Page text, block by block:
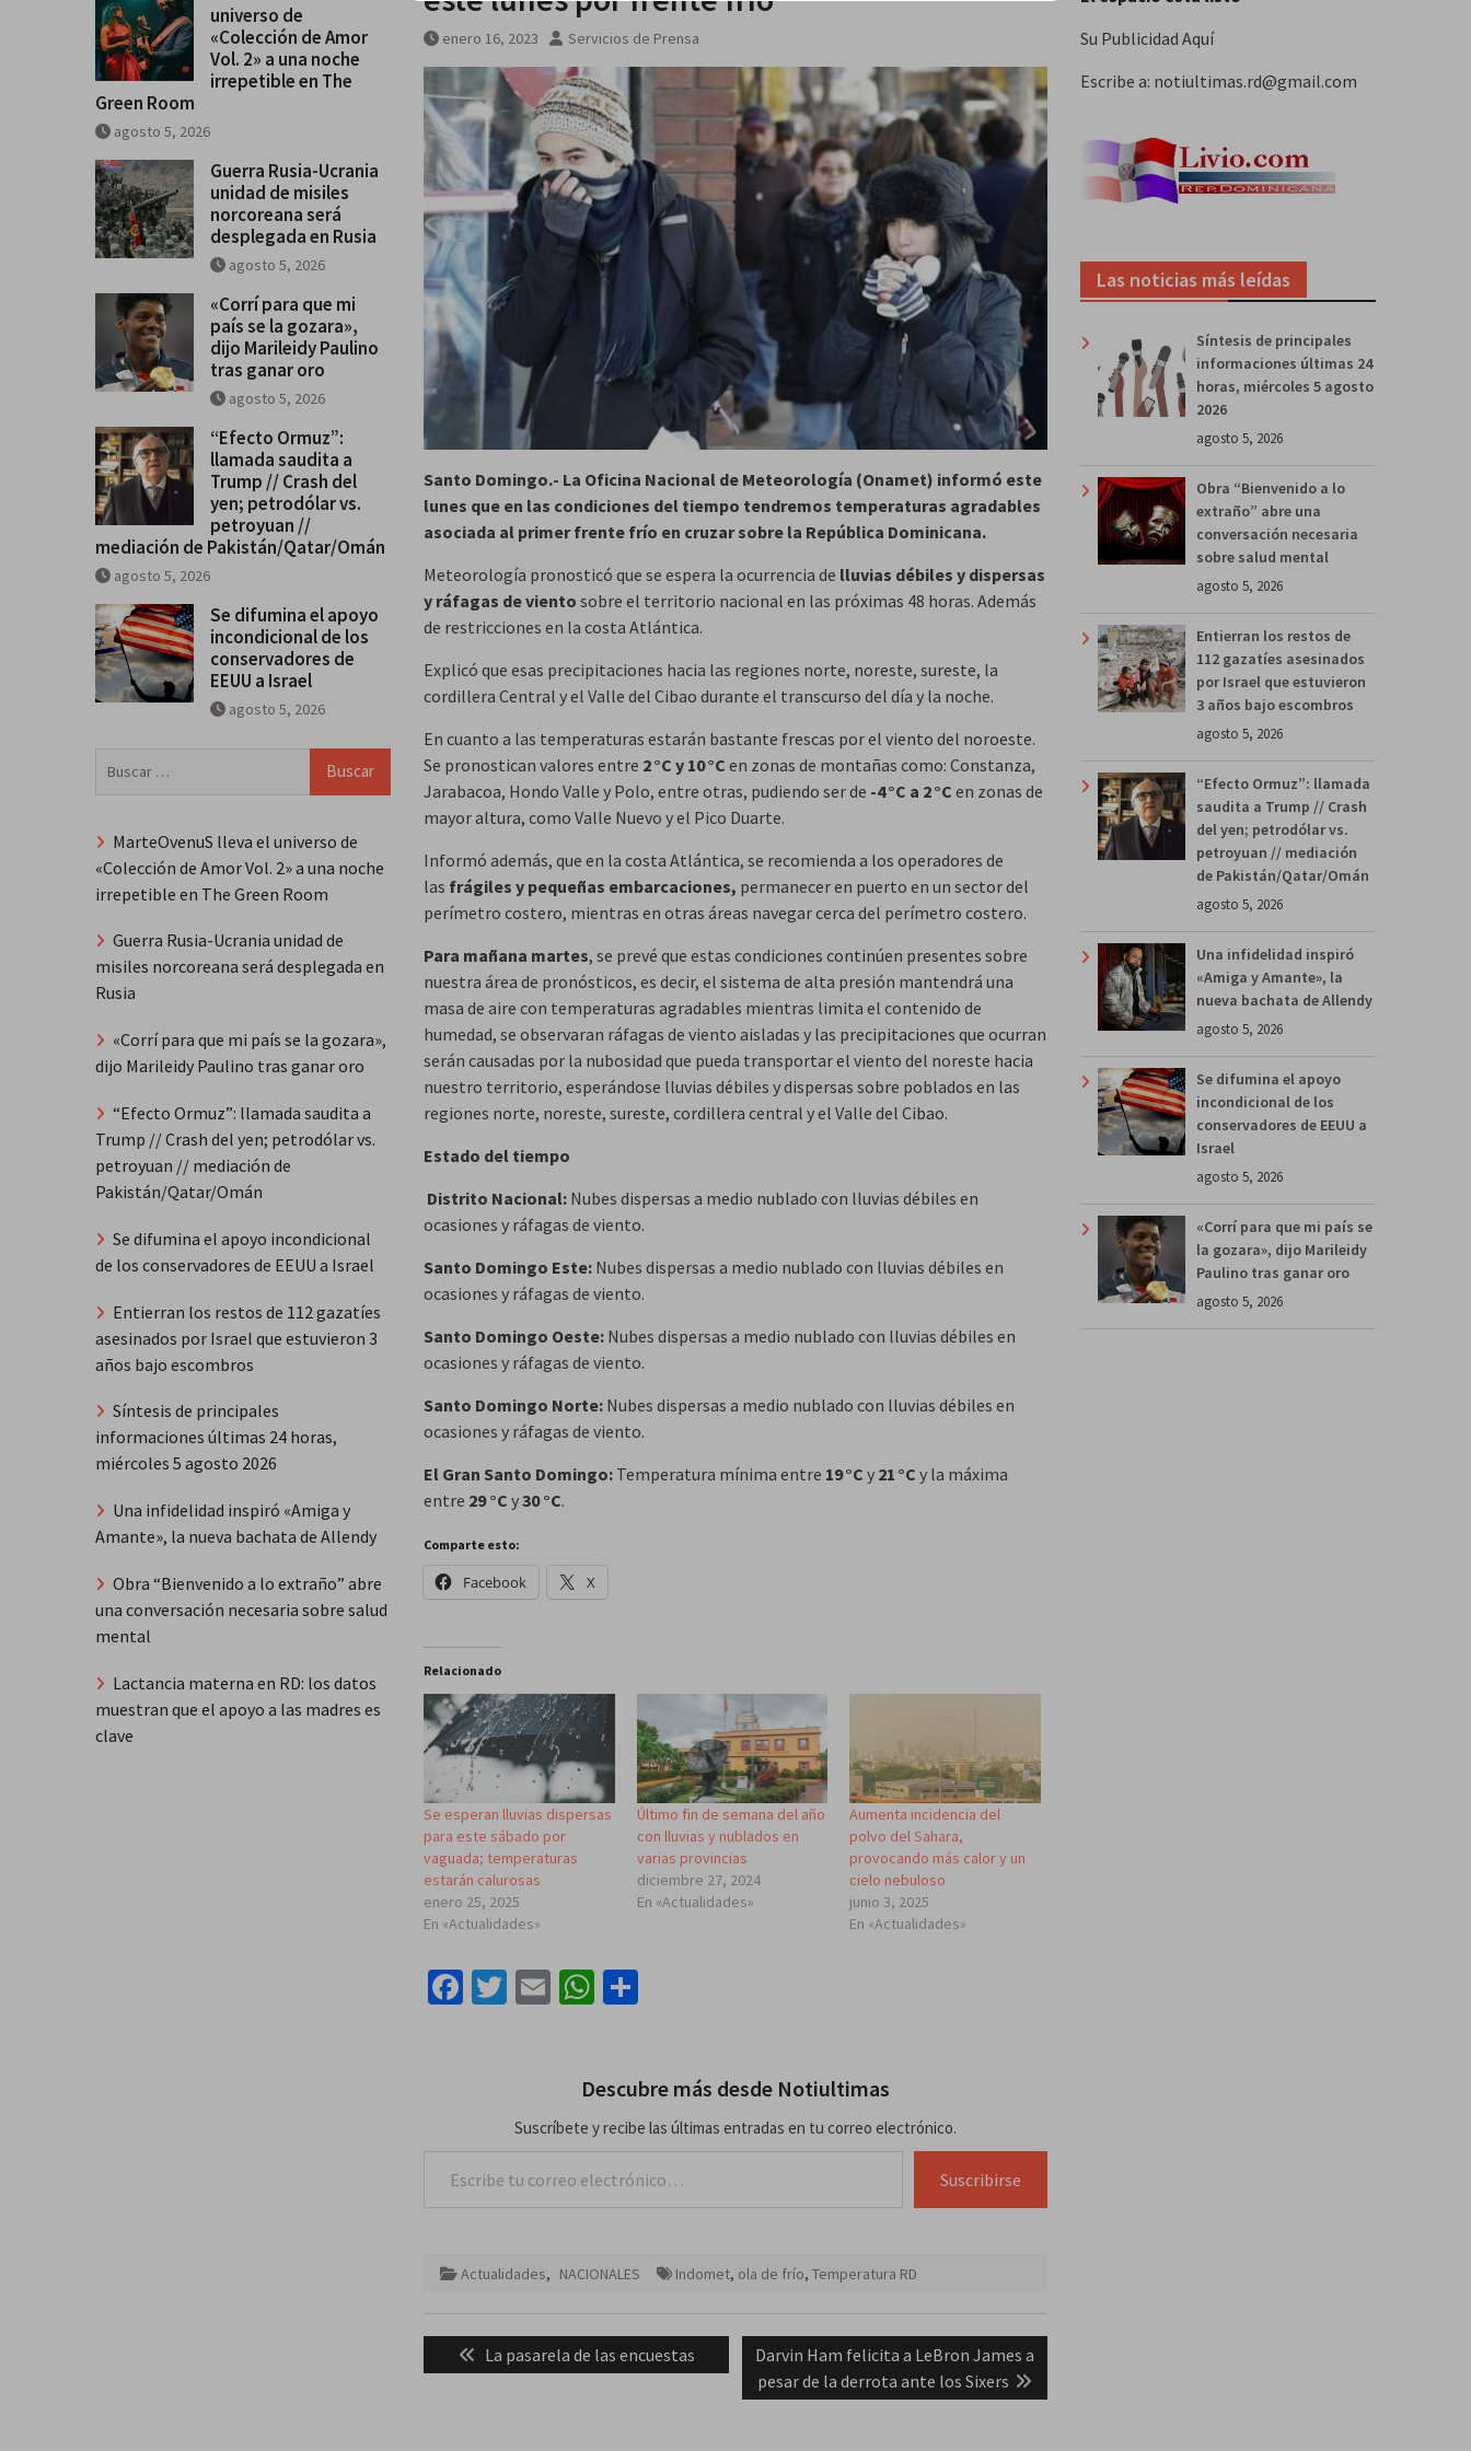
«Colección de Amor Vol. 2» a una noche
irrepetible en The Green Roomenero 16, 2023 Servicios de Prensa
Santo Domingo.- La Oficina Nacional de Meteorología (Onamet) informó este
lunes que en las condiciones del tiempo tendremos temperaturas agradables
asociada al primer frente frío en cruzar sobre la República Dominicana.
Meteorología pronosticó que se espera la ocurrencia de lluvias débiles y dispersas
y ráfagas de viento sobre el territorio nacional en las próximas 48 horas. Además
de restricciones en la costa Atlántica.
Explicó que esas precipitaciones hacia las regiones norte, noreste, sureste, la
cordillera Central y el Valle del Cibao durante el transcurso del día y la noche.
En cuanto a las temperaturas estarán bastante frescas por el viento del noroeste.
Se pronostican valores entre 2 °C y 10 °C en zonas de montañas como: Constanza,
Jarabacoa, Hondo Valle y Polo, entre otras, pudiendo ser de -4 °C a 2 °C en zonas de
mayor altura, como Valle Nuevo y el Pico Duarte.
Informó además, que en la costa Atlántica, se recomienda a los operadores de
las frágiles y pequeñas embarcaciones, permanecer en puerto en un sector del
perímetro costero, mientras en otras áreas navegar cerca del perímetro costero.
Para mañana martes, se prevé que estas condiciones continúen presentes sobre
nuestra área de pronósticos, es decir, el sistema de alta presión mantendrá una
masa de aire con temperaturas agradables mientras limita el contenido de
humedad, se observaran ráfagas de viento aisladas y las precipitaciones que ocurran
serán causadas por la nubosidad que pueda transportar el viento del noreste hacia
nuestro territorio, esperándose lluvias débiles y dispersas sobre poblados en las
regiones norte, noreste, sureste, cordillera central y el Valle del Cibao.
Estado del tiempo
Distrito Nacional: Nubes dispersas a medio nublado con lluvias débiles en
ocasiones y ráfagas de viento.
Santo Domingo Este: Nubes dispersas a medio nublado con lluvias débiles en
ocasiones y ráfagas de viento.
Santo Domingo Oeste: Nubes dispersas a medio nublado con lluvias débiles en
ocasiones y ráfagas de viento.
Santo Domingo Norte: Nubes dispersas a medio nublado con lluvias débiles en
ocasiones y ráfagas de viento.
El Gran Santo Domingo: Temperatura mínima entre 19 °C y 21 °C y la máxima
entre 29 °C y30 °C.
Comparte esto:
Facebook X
Relacionado
Se esperan lluvias dispersas
para este sábado por
vaguada; temperaturas
estarán calurosas
enero 25, 2025
En «Actualidades»
Último fin de semana del año
con lluvias y nublados en
varias provincias
diciembre 27, 2024
En «Actualidades»
Aumenta incidencia del
polvo del Sahara,
provocando más calor y un
cielo nebuloso
junio 3, 2025
En «Actualidades»
Facebook
Twitter
EmailWhatsApp
Descubre más desde Notiultimas
Suscríbete y recibe las últimas entradas en tu correo electrónico.
Suscribirse
Actualidades, NACIONALES Indomet, ola de frío, Temperatura RD
Navegación
de
Previous
post:
La pasarela de las encuestas
Next
post:
Darvin Ham felicita a LeBron James a
pesar de la derrota ante los Sixers
Su Publicidad Aquí
Escribe a: notiultimas.rd@gmail.com
Las noticias más leídas
Síntesis de principales
informaciones últimas 24
horas, miércoles 5 agosto
2026
agosto 5, 2026
Obra “Bienvenido a lo
extraño” abre una
conversación necesaria
sobre salud mental
agosto 5, 2026
Entierran los restos de
112 gazatíes asesinados
por Israel que estuvieron
3 años bajo escombros
agosto 5, 2026
“Efecto Ormuz”: llamada
saudita a Trump // Crash
del yen; petrodólar vs.
petroyuan // mediación
de Pakistán/Qatar/Omán
agosto 5, 2026
Una infidelidad inspiró
«Amiga y Amante», la
nueva bachata de Allendy
agosto 5, 2026
Se difumina el apoyo
incondicional de los
conservadores de EEUU a
Israel
agosto 5, 2026
«Corrí para que mi país se
la gozara», dijo Marileidy
Paulino tras ganar oro
agosto 5, 2026
universo de
«Colección de Amor
Vol. 2» a una noche
irrepetible en The
Green Room
agosto 5, 2026
Guerra Rusia-Ucrania
unidad de misiles
norcoreana será
desplegada en Rusia
agosto 5, 2026
«Corrí para que mi
país se la gozara»,
dijo Marileidy Paulino
tras ganar oro
agosto 5, 2026
“Efecto Ormuz”:
llamada saudita a
Trump // Crash del
yen; petrodólar vs.
petroyuan //
mediación de Pakistán/Qatar/Omán
agosto 5, 2026
Se difumina el apoyo
incondicional de los
conservadores de
EEUU a Israel
agosto 5, 2026
MarteOvenuS lleva el universo de
«Colección de Amor Vol. 2» a una noche
irrepetible en The Green Room
Guerra Rusia-Ucrania unidad de
misiles norcoreana será desplegada en
Rusia
«Corrí para que mi país se la gozara»,
dijo Marileidy Paulino tras ganar oro
“Efecto Ormuz”: llamada saudita a
Trump // Crash del yen; petrodólar vs.
petroyuan // mediación de
Pakistán/Qatar/Omán
Se difumina el apoyo incondicional
de los conservadores de EEUU a Israel
Entierran los restos de 112 gazatíes
asesinados por Israel que estuvieron 3
años bajo escombros
Síntesis de principales
informaciones últimas 24 horas,
miércoles 5 agosto 2026
Una infidelidad inspiró «Amiga y
Amante», la nueva bachata de Allendy
Obra “Bienvenido a lo extraño” abre
una conversación necesaria sobre salud
mental
Lactancia materna en RD: los datos
muestran que el apoyo a las madres es
clave